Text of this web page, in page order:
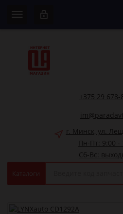
+375 29 678-
г. Минск, ул.
Пн-Пт: 9:00 -
Сб-Вс:
Каталоги